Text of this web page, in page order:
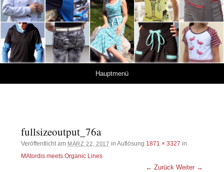
Hauptmenü
fullsizeoutput_76a
Veröffentlicht am MÄRZ 22, 2017 in Auflösung 1871 × 3327 in
MAtordis meets Organic Lines
← Zurück Weiter →